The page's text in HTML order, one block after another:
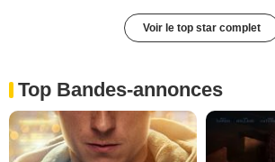
Voir le top star complet
Top Bandes-annonces